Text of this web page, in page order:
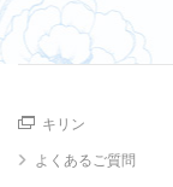
キリン
よくあるご質問